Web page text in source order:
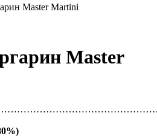
Мaster Martini
Мaster